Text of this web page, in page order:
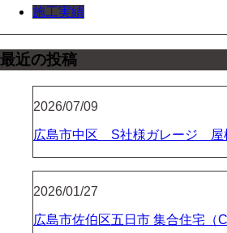
施工実績
最近の投稿
2026/07/09
広島市中区 S社様ガレージ 屋
2026/01/27
広島市佐伯区五日市 集合住宅（